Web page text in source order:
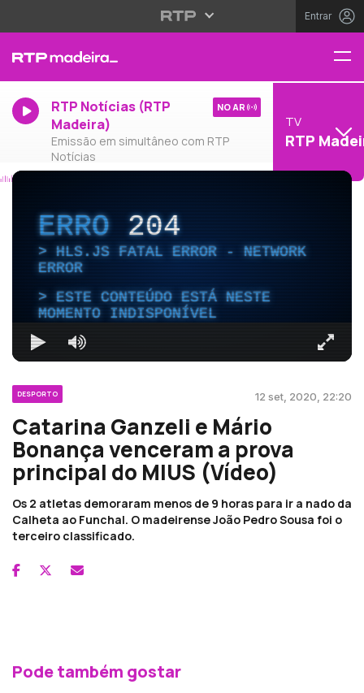
Entrar
RTP Notícias (RTP
Madeira)
Emissão em simultâneo com RTP
Notícias
NO AR
TV
RTP
ERRO204
HLS.JS FATAL ERROR - NETWORK
ERROR
ESTE CONTEÚDO ESTÁ NESTE
MOMENTO INDISPONÍVEL
DESPORTO 12 set, 2020, 22:20
Catarina Ganzeli e Mário
Bonança venceram a prova
principal do MIUS (Vídeo)
Os 2 atletas demoraram menos de 9 horas para ir a nado da
Calheta ao Funchal. O madeirense João Pedro Sousa foi o
terceiro classificado.
Pode também gostar